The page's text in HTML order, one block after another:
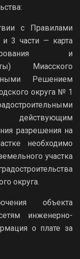
с Правилами
и 3 части — карта
и
Миасского
Решением
округа № 1
действующим
разрешения на
необходимо
участка
округа.
объекта
инженерно-
о плате за